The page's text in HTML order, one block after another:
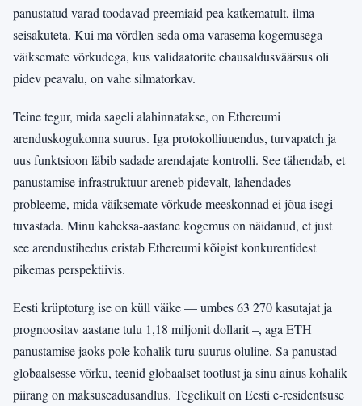
panustatud varad toodavad preemiaid pea katkematult, ilma
seisakuteta. Kui ma võrdlen seda oma varasema kogemusega
väiksemate võrkudega, kus validaatorite ebausaldusväärsus oli
pidev peavalu, on vahe silmatorkav.
Teine tegur, mida sageli alahinnatakse, on Ethereumi
arenduskogukonna suurus. Iga protokolliuuendus, turvapatch ja
uus funktsioon läbib sadade arendajate kontrolli. See tähendab, et
panustamise infrastruktuur areneb pidevalt, lahendades
probleeme, mida väiksemate võrkude meeskonnad ei jõua isegi
tuvastada. Minu kaheksa-aastane kogemus on näidanud, et just
see arendustihedus eristab Ethereumi kõigist konkurentidest
pikemas perspektiivis.
Eesti krüptoturg ise on küll väike — umbes 63 270 kasutajat ja
prognoositav aastane tulu 1,18 miljonit dollarit –, aga ETH
panustamise jaoks pole kohalik turu suurus oluline. Sa panustad
globaalsesse võrku, teenid globaalset tootlust ja sinu ainus kohalik
piirang on maksuseadusandlus. Tegelikult on Eesti e-residentsuse